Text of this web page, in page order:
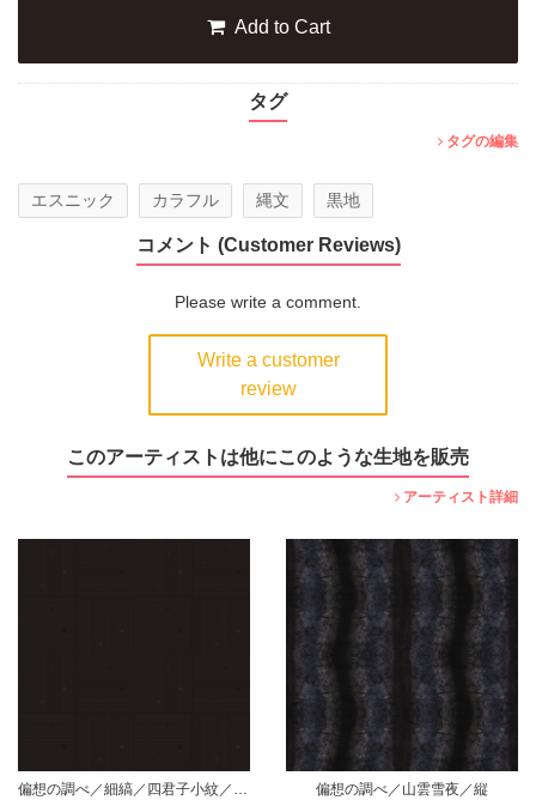
Add to Cart
コメント (Customer Reviews)
Please write a comment.
Write a customer
review
タグ
タグの編集
エスニック カラフル 縄文 黒地
このアーティストは他にこのような生地を販売
アーティスト詳細
偏想の調べ／細縞／四君子小紋／枠無散り／黒 偏想の調べ／山雲雪夜／縦